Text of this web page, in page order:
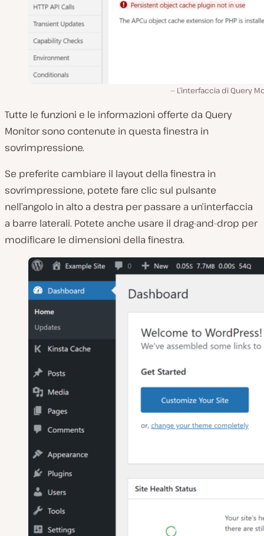
L’interfaccia di Query
Tutte le funzioni e le informazioni offerte da Query
Monitor sono contenute in questa finestra in
sovrimpressione.
Se preferite cambiare il layout della finestra in
sovrimpressione, potete fare clic sul pulsante
nell’angolo in alto a destra per passare a un’interfaccia
a barre laterali. Potete anche usare il drag-and-drop per
modificare le dimensioni della finestra.